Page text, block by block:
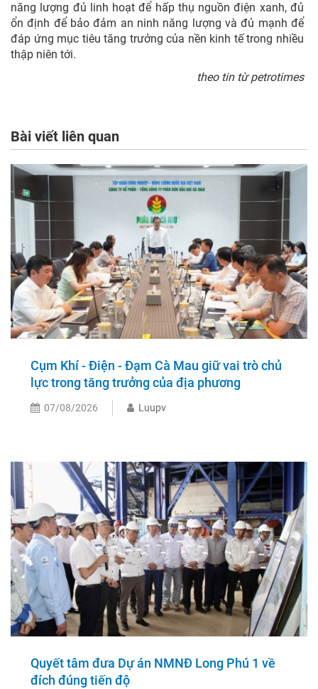
năng lượng đủ linh hoạt để hấp thụ nguồn điện xanh, đủ
ổn định để bảo đảm an ninh năng lượng và đủ mạnh để
đáp ứng mục tiêu tăng trưởng của nền kinh tế trong nhiều
thập niên tới.
theo tin từ petrotimes
Bài viết liên quan
Cụm Khí - Điện - Đạm Cà Mau giữ vai trò chủ
lực trong tăng trưởng của địa phương
07/08/2026 Luupv
Quyết tâm đưa Dự án NMNĐ Long Phú 1 về
đích đúng tiến độ